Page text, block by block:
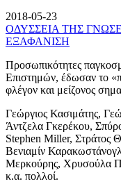
2018-05-23
ΟΔΥΣΣΕΙΑ ΤΗΣ
ΕΞΑΦΑΝΙΣΗ
Προσωπικότητες
Επιστημών, έδωσαν το
φλέγον και μείζονος
Γεώργιος Κασιμάτης,
Άντζελα Γκερέκου,
Stephen Miller, Στράτος
Βενιαμίν
Μερκούρης, Χρυσούλα
κ.α. πολλοί.